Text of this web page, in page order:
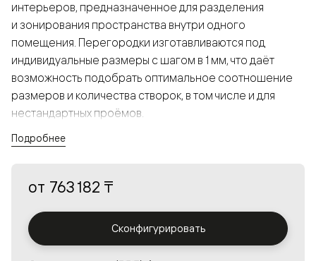
интерьеров, предназначенное для разделения
и зонирования пространства внутри одного
помещения. Перегородки изготавливаются под
индивидуальные размеры с шагом в 1 мм, что даёт
возможность подобрать оптимальное соотношение
размеров и количества створок, в том числе и для
нестандартных проёмов.
а большой выбор вставок из стекла с различными
решения в интерьере и варьировать освещённость.
Подробнее
от 763 182 ₸
Сконфигурировать